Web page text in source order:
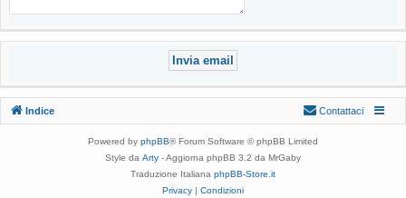
Indice Contattaci
Powered by phpBB® Forum Software © phpBB Limited
Style da Arty - Aggiorna phpBB 3.2 da MrGaby
Traduzione Italiana phpBB-Store.it
Privacy | Condizioni